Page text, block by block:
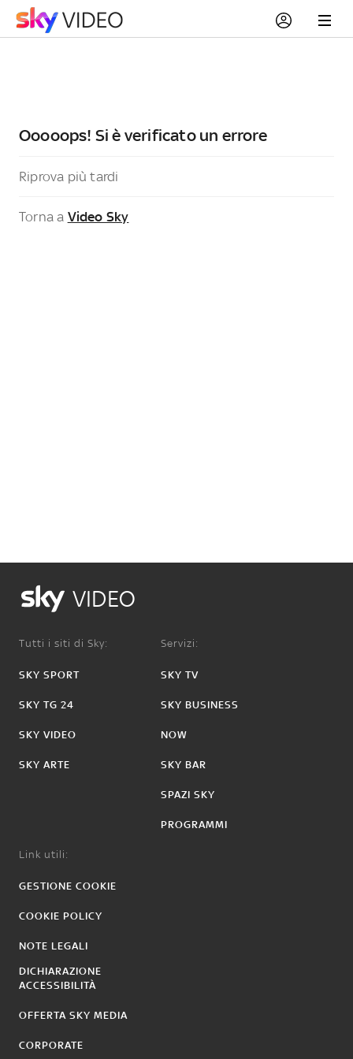
Ooooops! Si è verificato un errore
Riprova più tardi
Torna a Video Sky
VIDEO
Tutti i siti di Sky:
SKY SPORT
SKY TG 24
SKY VIDEO
SKY ARTE
Servizi:
SKY TV
SKY BUSINESS
NOW
SKY BAR
SPAZI SKY
PROGRAMMI
Link utili:
GESTIONE COOKIE
COOKIE POLICY
NOTE LEGALI
DICHIARAZIONE
ACCESSIBILITÀ
OFFERTA SKY MEDIA
CORPORATE